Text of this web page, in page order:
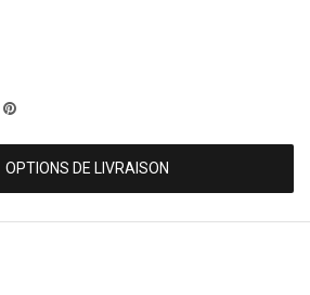
OPTIONS DE LIVRAISON